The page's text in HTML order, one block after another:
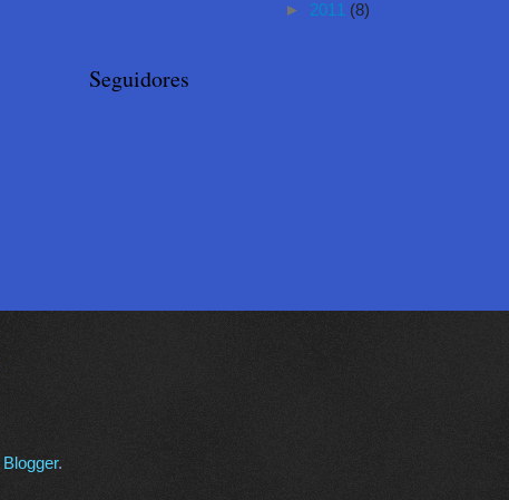
► 2011 (8)
Seguidores
Blogger.